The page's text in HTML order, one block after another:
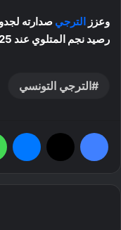
وعزز الترجي
رصيد نجم المتلوي عند 25 نقطة في المركز الثامن.
الترجي التونسي